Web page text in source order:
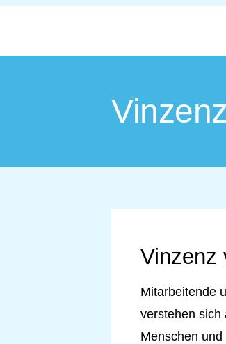
Vinzenz
Mitarbeitende
verstehen sich
Menschen